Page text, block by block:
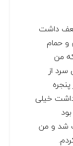
داشت
و حمام
من
۲. در هوای سرد از
میداشت خیلی
بود
شد و من